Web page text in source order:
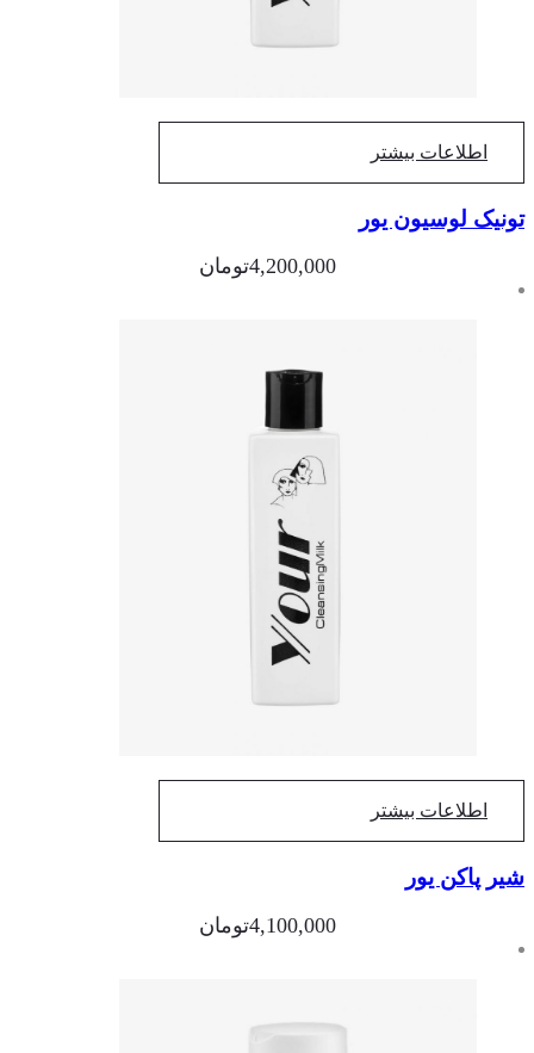
اطلاعات بیشتر
لوسیون یور
4,200,000تومان
اطلاعات بیشتر
پاکن یور
4,100,000تومان